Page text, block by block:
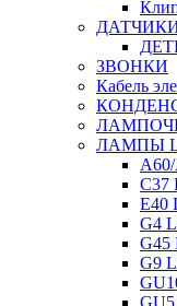
ЗВОНКИ
Кабель
ЛАМПЫ
C37
E40
G4
G9